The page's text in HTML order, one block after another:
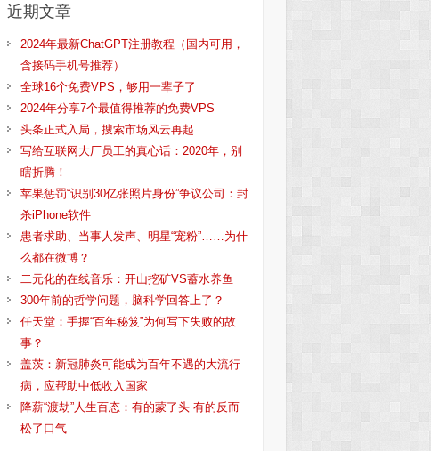
近期文章
2024年最新ChatGPT注册教程（国内可用，
含接码手机号推荐）
全球16个免费VPS，够用一辈子了
2024年分享7个最值得推荐的免费VPS
头条正式入局，搜索市场风云再起
写给互联网大厂员工的真心话：2020年，别
瞎折腾！
苹果惩罚“识别30亿张照片身份”争议公司：封
杀iPhone软件
患者求助、当事人发声、明星“宠粉”……为什
么都在微博？
二元化的在线音乐：开山挖矿VS蓄水养鱼
300年前的哲学问题，脑科学回答上了？
任天堂：手握“百年秘笈”为何写下失败的故
事？
盖茨：新冠肺炎可能成为百年不遇的大流行
病，应帮助中低收入国家
降薪“渡劫”人生百态：有的蒙了头 有的反而
松了口气